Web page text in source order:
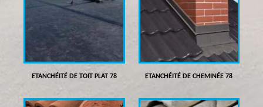
ETANCHÉITÉ DE TOIT PLAT 78 ETANCHÉITÉ DE CHEMINÉE 78